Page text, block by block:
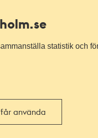
statistik och
använda